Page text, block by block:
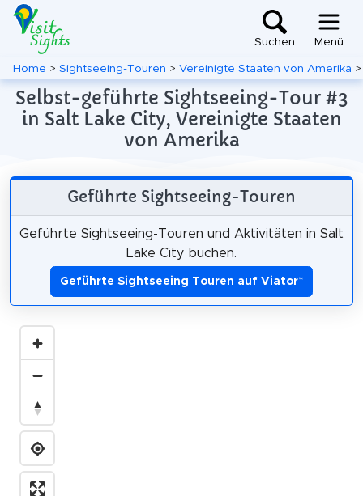
Suchen Menü
Home > Sightseeing-Touren > Vereinigte Staaten von Amerika
Selbst-geführte Sightseeing-Tour #3
in Salt Lake City, Vereinigte Staaten
von Amerika
Geführte Sightseeing-Touren
Geführte Sightseeing-Touren und Aktivitäten in Salt
Lake City buchen.
Geführte Sightseeing Touren auf Viator*